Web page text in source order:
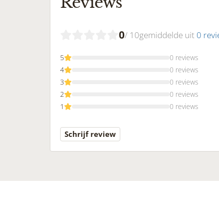
0/ 10gemiddelde uit 0
5
0 reviews
4
0 reviews
3
0 reviews
2
0 reviews
1
0 reviews
Schrijf review